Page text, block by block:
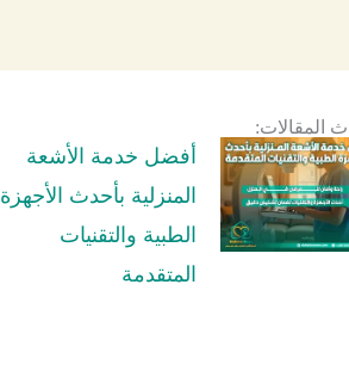
المقالات:
أفضل خدمة الأشعة
المنزلية بأحدث الأجهزة
الطبية والتقنيات
المتقدمة